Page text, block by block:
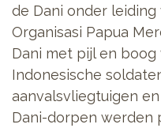
de Dani onder
Organisasi Papua
Dani met pijl en
Indonesische
aanvalsvliegtuigen
Dani-dorpen werden